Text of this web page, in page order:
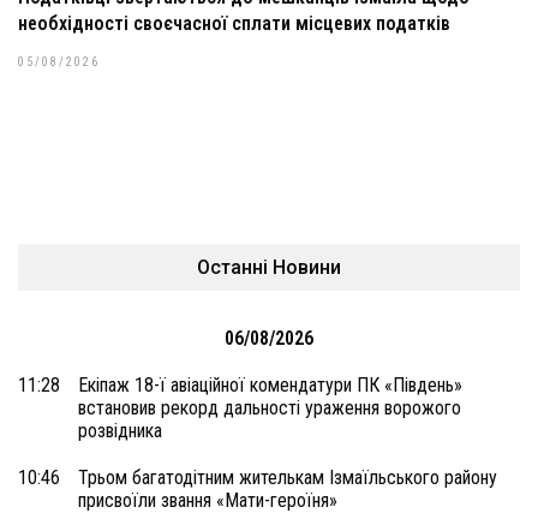
необхідності своєчасної сплати місцевих податків
05/08/2026
Останні Новини
06/08/2026
11:28
Екіпаж 18-ї авіаційної комендатури ПК «Південь»
встановив рекорд дальності ураження ворожого
розвідника
10:46
Трьом багатодітним жителькам Ізмаїльського району
присвоїли звання «Мати-героїня»